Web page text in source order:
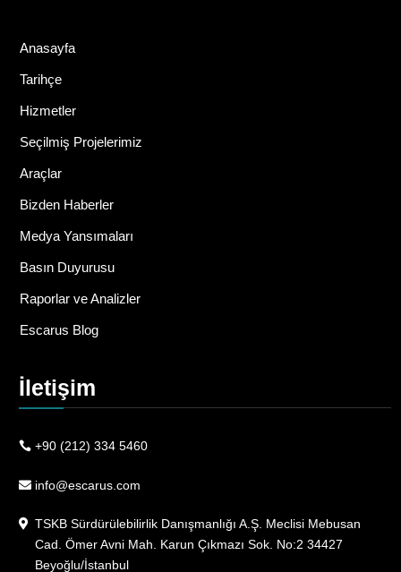
Anasayfa
Tarihçe
Hizmetler
Seçilmiş Projelerimiz
Araçlar
Bizden Haberler
Medya Yansımaları
Basın Duyurusu
Raporlar ve Analizler
Escarus Blog
İletişim
+90 (212) 334 5460
info@escarus.com
TSKB Sürdürülebilirlik Danışmanlığı A.Ş. Meclisi Mebusan
Cad. Ömer Avni Mah. Karun Çıkmazı Sok. No:2 34427
Beyoğlu/İstanbul